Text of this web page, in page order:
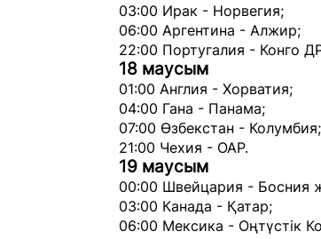
03:00 Ирак - Норвегия;
06:00 Аргентина - Алжир;
22:00 Португалия - Конго
18 маусым
01:00 Англия - Хорватия;
04:00 Гана - Панама;
07:00 Өзбекстан - Колумбия;
21:00 Чехия - ОАР.
19 маусым
00:00 Швейцария - Босния
03:00 Канада - Қатар;
06:00 Мексика - Оңтүстік